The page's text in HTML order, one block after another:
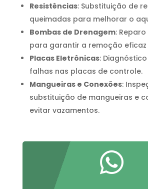
Resistências: Substituição de
queimadas para melhorar o
Bombas de Drenagem:
para garantir a remoção
Placas Eletrônicas:
falhas nas placas de controle.
Mangueiras e Conexões:
substituição de mangueiras e
evitar vazamentos.
